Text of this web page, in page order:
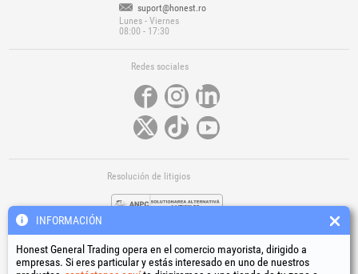
suport@honest.ro
Lunes - Viernes
08:00 - 17:30
Redes sociales
Resolución de litigios
INFORMACIÓN
Honest General Trading opera en el comercio mayorista, dirigido a
empresas. Si eres particular y estás interesado en uno de nuestros